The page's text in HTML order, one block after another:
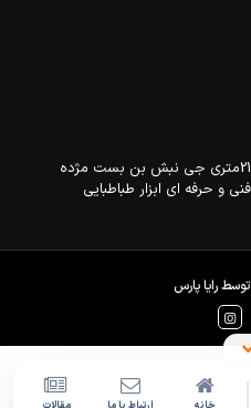
تهران میدان استاد معین خیابان21متری جی نبش بن بست مژده
توسطرایا پارس